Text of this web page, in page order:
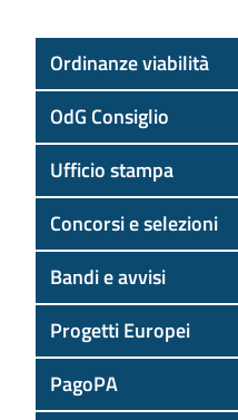
Ordinanze viabilità
OdG Consiglio
Ufficio stampa
Concorsi e selezioni
Bandi e avvisi
Progetti Europei
PagoPA